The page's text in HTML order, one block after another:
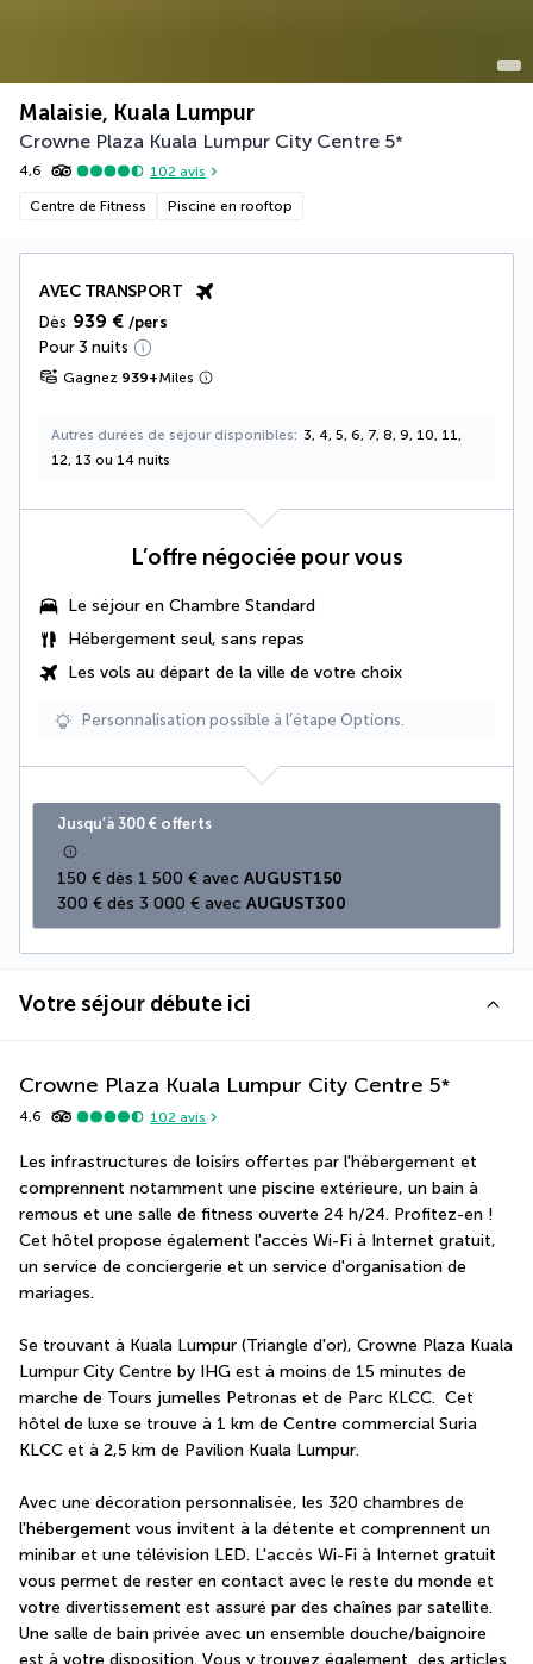
Malaisie, Kuala Lumpur
Crowne Plaza Kuala Lumpur City Centre 5*
4,6 102 avis
Centre de Fitness Piscine en rooftop
AVEC TRANSPORT
Dès 939 € /pers
Pour 3 nuits
Gagnez 939+Miles
Autres durées de séjour disponibles
3, 4, 5, 6, 7, 8, 9, 10, 11,
12, 13 ou 14 nuits
L’offre négociée pour vous
Le séjour en Chambre Standard
Hébergement seul, sans repas
Les vols au départ de la ville de votre choix
Personnalisation possible à l’étape Options.
Jusqu’à 300 € offerts
150 € dès 1 500 € avec AUGUST150
300 € dès 3 000 € avec AUGUST300
Votre séjour débute ici
Crowne Plaza Kuala Lumpur City Centre 5*
4,6 102 avis
Les infrastructures de loisirs offertes par l'hébergement et
comprennent notamment une piscine extérieure, un bain à
remous et une salle de fitness ouverte 24 h/24. Profitez-en !
Cet hôtel propose également l'accès Wi-Fi à Internet gratuit,
un service de conciergerie et un service d'organisation de
mariages.
Se trouvant à Kuala Lumpur (Triangle d'or), Crowne Plaza Kuala
Lumpur City Centre by IHG est à moins de 15 minutes de
marche de Tours jumelles Petronas et de Parc KLCC.  Cet
hôtel de luxe se trouve à 1 km de Centre commercial Suria
KLCC et à 2,5 km de Pavilion Kuala Lumpur.
Avec une décoration personnalisée, les 320 chambres de
l'hébergement vous invitent à la détente et comprennent un
minibar et une télévision LED. L'accès Wi-Fi à Internet gratuit
vous permet de rester en contact avec le reste du monde et
votre divertissement est assuré par des chaînes par satellite.
Une salle de bain privée avec un ensemble douche/baignoire
est à votre disposition. Vous y trouvez également  des articles